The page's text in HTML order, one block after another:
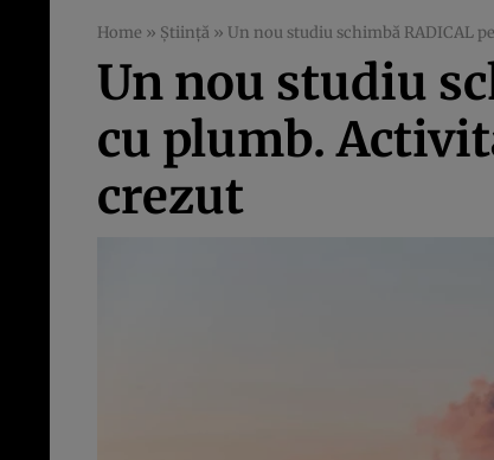
Home » Știință » Un nou studiu schimbă RADICAL
Un nou studiu
cu plumb.
crezut